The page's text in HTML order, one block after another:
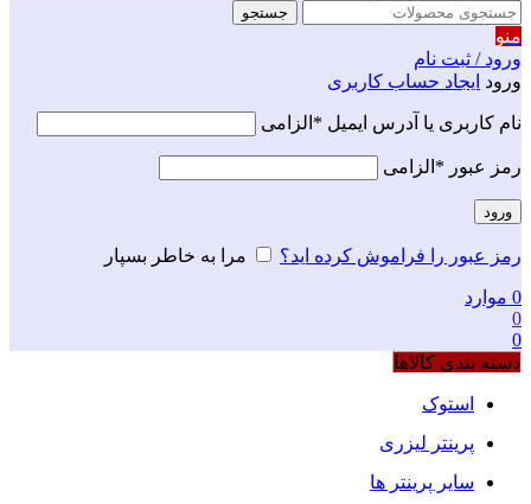
جستجو
منو
ورود / ثبت نام
ورود ایجاد حساب کاربری
نام کاربری یا آدرس ایمیل * الزامی
رمز عبور * الزامی
ورود
رمز عبور را فراموش کرده اید؟ مرا به خاطر بسپار
0 موارد
0
0
دسته بندی کالاها
استوک
پرینتر لیزری
سایر پرینتر ها